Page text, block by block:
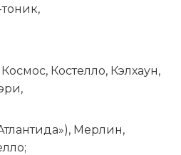
Костелло, Кэлхаун,
Мерлин,